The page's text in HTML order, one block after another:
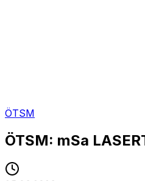
ÖTSM
ÖTSM: mSa